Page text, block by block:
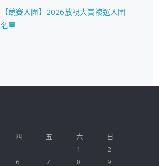
【競賽入圍】2026放視大賞複選入圍
名單
四 五 六
日
1
2
6 7 8 9